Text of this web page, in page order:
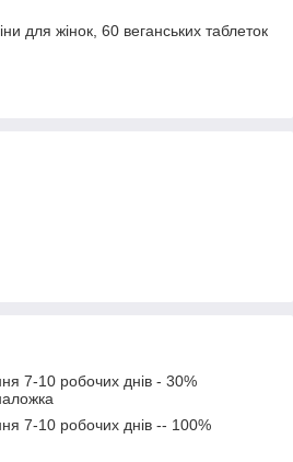
для жінок, 60 веганських таблеток
7-10 робочих днів - 30%
7-10 робочих днів -- 100%